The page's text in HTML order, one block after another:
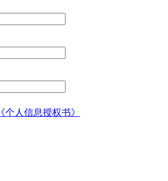
《个人信息授权书》